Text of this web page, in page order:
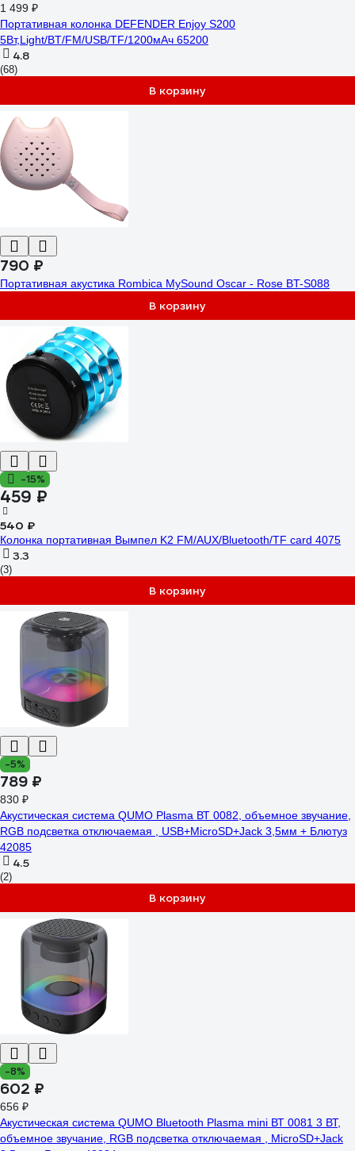
1 499 ₽
Портативная колонка DEFENDER Enjoy S200
5Вт,Light/BT/FM/USB/TF/1200мАч 65200
4.8
(68)
В корзину
790 ₽
Портативная акустика Rombica MySound Oscar - Rose BT-S088
В корзину
-15%
459 ₽
540 ₽
Колонка портативная Вымпел K2 FM/AUX/Bluetooth/TF card 4075
3.3
(3)
В корзину
-5%
789 ₽
830 ₽
Акустическая система QUMO Plasma ВТ 0082, объемное звучание,
RGB подсветка отключаемая , USB+MicroSD+Jack 3,5мм + Блютуз
42085
4.5
(2)
В корзину
-8%
602 ₽
656 ₽
Акустическая система QUMO Bluetooth Plasma mini ВТ 0081 3 ВТ,
объемное звучание, RGB подсветка отключаемая , MicroSD+Jack